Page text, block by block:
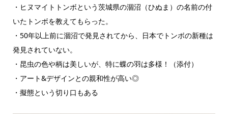
・ヒヌマイトトンボという茨城県の涸沼（ひぬま）の名前の付
いたトンボを教えてもらった。
・50年以上前に涸沼で発見されてから、日本でトンボの新種は
発見されていない。
・昆虫の色や柄は美しいが、特に蝶の羽は多様！（添付）
・アート&デザインとの親和性が高い◎
・擬態という切り口もある